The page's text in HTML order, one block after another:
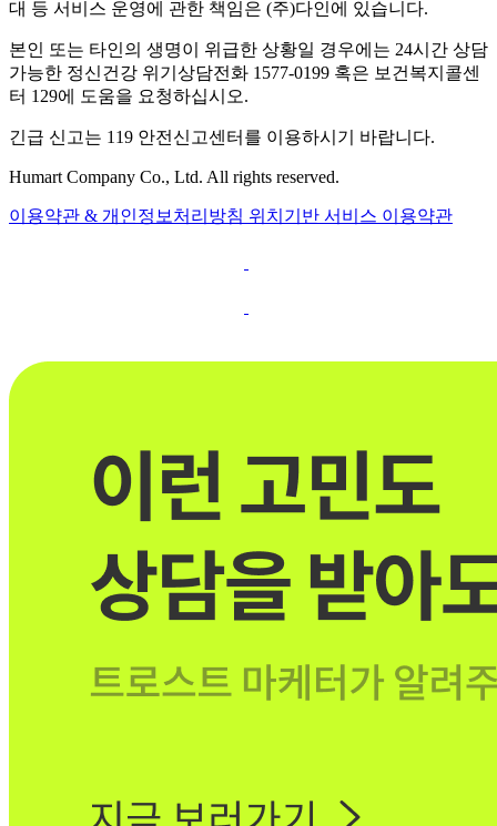
대 등 서비스 운영에 관한 책임은 (주)다인에 있습니다.
본인 또는 타인의 생명이 위급한 상황일 경우에는 24시간 상담
가능한 정신건강 위기상담전화 1577-0199 혹은 보건복지콜센
터 129에 도움을 요청하십시오.
긴급 신고는 119 안전신고센터를 이용하시기 바랍니다.
Humart Company Co., Ltd. All rights reserved.
이용약관 & 개인정보처리방침 위치기반 서비스 이용약관